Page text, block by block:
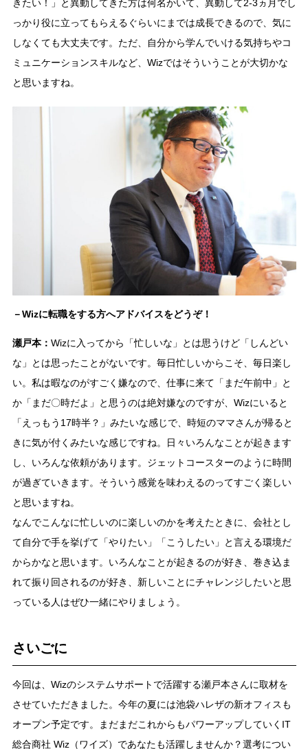
きたい！」と異動してきた方は何名かいて、異動して2-3ヵ月でし
っかり役に立ってもらえるぐらいにまでは成長できるので、気に
しなくても大丈夫です。ただ、自分から学んでいける気持ちやコ
ミュニケーションスキルなど、Wizではそういうことが大切かな
と思いますね。
－Wizに転職をする方へアドバイスをどうぞ！
瀬戸本： Wizに入ってから「忙しいな」とは思うけど「しんどい
な」とは思ったことがないです。毎日忙しいからこそ、毎日楽し
い。私は暇なのがすごく嫌なので、仕事に来て「まだ午前中」と
か「まだ〇時だよ」と思うのは絶対嫌なのですが、Wizにいると
「えっもう17時半？」みたいな感じで、時短のママさんが帰ると
きに気が付くみたいな感じですね。日々いろんなことが起きます
し、いろんな依頼があります。ジェットコースターのように時間
が過ぎていきます。そういう感覚を味わえるのってすごく楽しい
と思いますね。
なんでこんなに忙しいのに楽しいのかを考えたときに、会社とし
て自分で手を挙げて「やりたい」「こうしたい」と言える環境だ
からかなと思います。いろんなことが起きるのが好き、巻き込ま
れて振り回されるのが好き、新しいことにチャレンジしたいと思
っている人はぜひ一緒にやりましょう。
さいごに
今回は、Wizのシステムサポートで活躍する瀬戸本さんに取材を
させていただきました。今年の夏には池袋ハレザの新オフィスも
オープン予定です。まだまだこれからもパワーアップしていくIT
総合商社 Wiz（ワイズ）であなたも活躍しませんか？選考につい